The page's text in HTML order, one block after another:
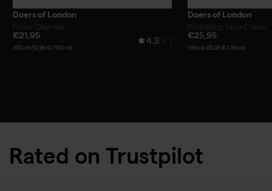
Doers of London
€21,95
200 ml (10,98 € /100 ml)
4.3
Doers of London
€25,95
1 Stück (25,95 € / Stück)
Rated on Trustpilot